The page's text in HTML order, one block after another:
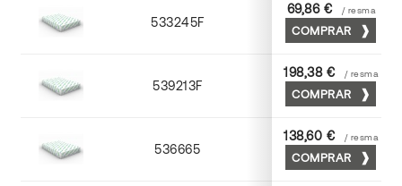
533245F 45 x 64
69,86 € / resma
COMPRAR
539213F 72 x 102
198,38 € / resma
COMPRAR
536665 65 x 90
138,60 € / resma
COMPRAR